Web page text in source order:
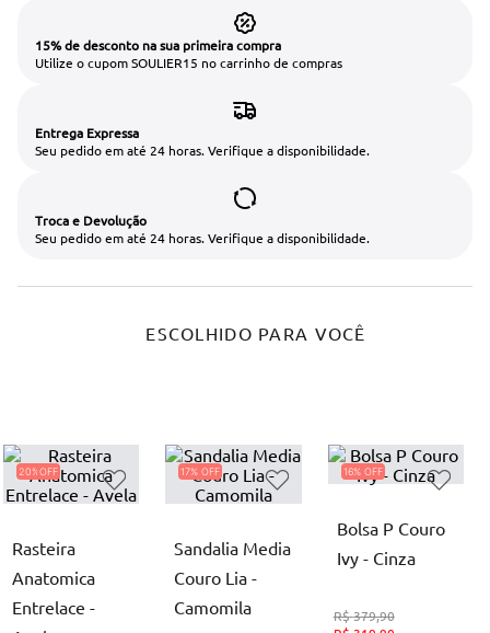
15% de desconto na sua primeira compra
Utilize o cupom SOULIER15 no carrinho de compras
Entrega Expressa
Seu pedido em até 24 horas. Verifique a disponibilidade.
Troca e Devolução
Seu pedido em até 24 horas. Verifique a disponibilidade.
ESCOLHIDO PARA VOCÊ
20%
Rasteira
Anatomica
Entrelace -
17%
Sandalia Media
Couro Lia -
Camomila
16%
Bolsa P Couro
Ivy - Cinza
R$379,90